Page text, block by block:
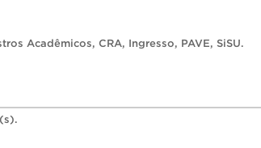
Acadêmicos, CRA, Ingresso, PAVE, SiSU.